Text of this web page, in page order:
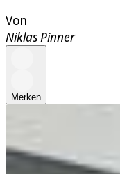
Von
Niklas Pinner
Merken